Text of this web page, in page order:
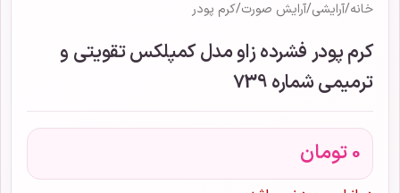
خانه/آرایشی/آرایش صورت/کرم پودر
کرم پودر فشرده زاو مدل کمپلکس تقویتی و
ترمیمی شماره 739
0تومان